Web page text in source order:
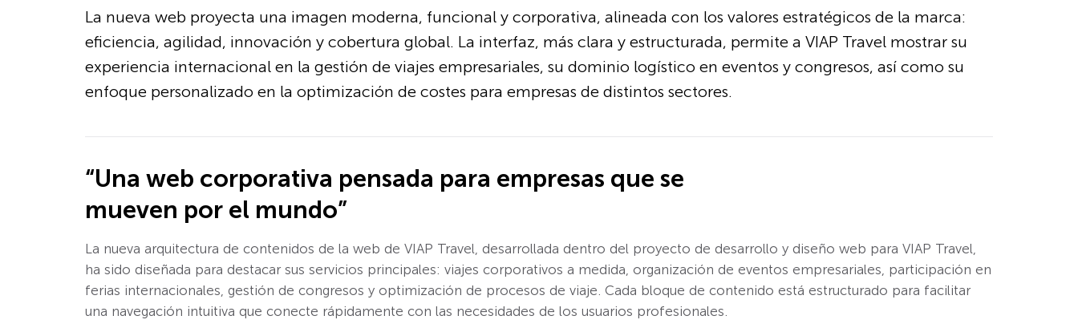
La nueva web proyecta una imagen moderna, funcional y corporativa, alineada con los valores estratégicos de la marca:
eficiencia, agilidad, innovación y cobertura global. La interfaz, más clara y estructurada, permite a VIAP Travel mostrar su
experiencia internacional en la gestión de viajes empresariales, su dominio logístico en eventos y congresos, así como su
enfoque personalizado en la optimización de costes para empresas de distintos sectores.
“Una web corporativa pensada para empresas que se
mueven por el mundo”
La nueva arquitectura de contenidos de la web de VIAP Travel, desarrollada dentro del proyecto de desarrollo y diseño web para VIAP Travel,
ha sido diseñada para destacar sus servicios principales: viajes corporativos a medida, organización de eventos empresariales, participación en
ferias internacionales, gestión de congresos y optimización de procesos de viaje. Cada bloque de contenido está estructurado para facilitar
una navegación intuitiva que conecte rápidamente con las necesidades de los usuarios profesionales.